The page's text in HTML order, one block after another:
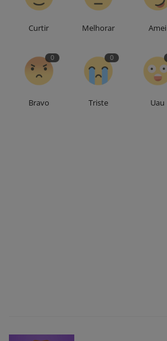
Curtir Melhorar Amei
0
Bravo
0
Triste Uau